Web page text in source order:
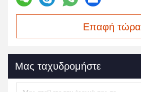
Επαφή τώρα
Μας ταχυδρομήστε